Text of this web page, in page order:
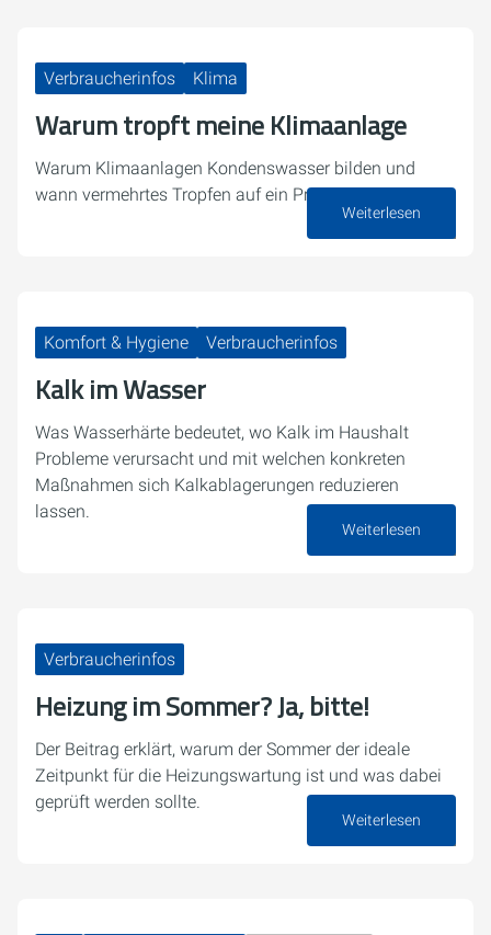
Verbraucherinfos Klima
Warum tropft meine Klimaanlage
Warum Klimaanlagen Kondenswasser bilden und
wann vermehrtes Tropfen auf ein Problem hindeutet.
Weiterlesen
Komfort & Hygiene Verbraucherinfos
Kalk im Wasser
Was Wasserhärte bedeutet, wo Kalk im Haushalt
Probleme verursacht und mit welchen konkreten
Maßnahmen sich Kalkablagerungen reduzieren
lassen.
Weiterlesen
Verbraucherinfos
Heizung im Sommer? Ja, bitte!
Der Beitrag erklärt, warum der Sommer der ideale
Zeitpunkt für die Heizungswartung ist und was dabei
geprüft werden sollte.
Weiterlesen